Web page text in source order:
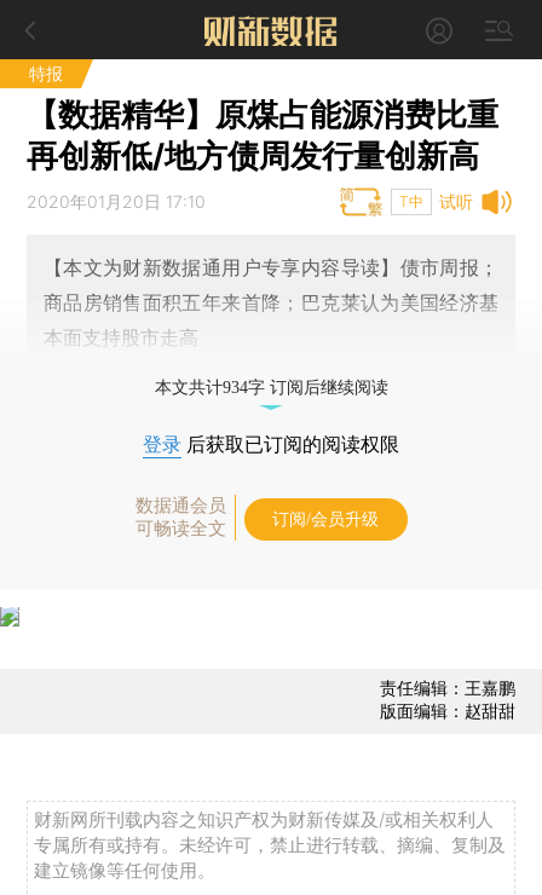
特报
【数据精华】原煤占能源消费比重
再创新低/地方债周发行量创新高
试听
2020年01月20日 17:10 T中
【本文为财新数据通用户专享内容导读】债市周报；
商品房销售面积五年来首降；巴克莱认为美国经济基
本面支持股市走高
本文共计934字 订阅后继续阅读
登录 后获取已订阅的阅读权限
数据通会员
可畅读全文
订阅/会员升级
责任编辑：王嘉鹏
版面编辑：赵甜甜
财新网所刊载内容之知识产权为财新传媒及/或相关权利人
专属所有或持有。未经许可，禁止进行转载、摘编、复制及
建立镜像等任何使用。